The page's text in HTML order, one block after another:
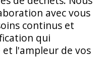
avec vous
continus et
qui
l'ampleur de vos